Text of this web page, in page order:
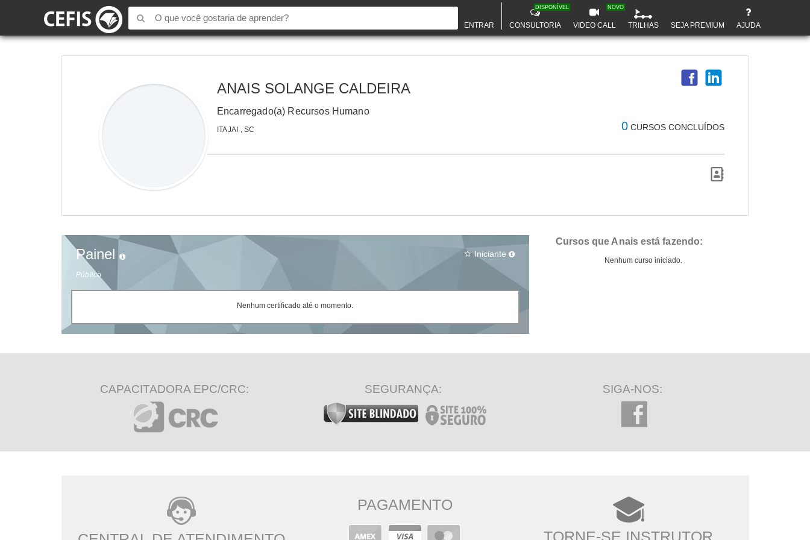
ENTRAR CONSULTORIA
DISPONÍVEL
VIDEO CALL
NOVO
TRILHAS SEJA PREMIUM AJUDA
ANAIS SOLANGE CALDEIRA
Encarregado(a) Recursos Humano
ITAJAI , SC 0 CURSOS CONCLUÍDOS
Painel
Público
star_border Iniciante
Nenhum certificado até o momento.
Cursos que Anais está fazendo:
Nenhum curso iniciado.
CAPACITADORA EPC/CRC: SEGURANÇA: SIGA-NOS:
PAGAMENTO
TORNE-SE INSTRUTOR